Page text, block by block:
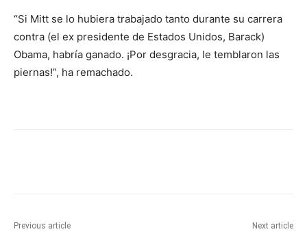
“Si Mitt se lo hubiera trabajado tanto durante su carrera
contra (el ex presidente de Estados Unidos, Barack)
Obama, habría ganado. ¡Por desgracia, le temblaron las
piernas!”, ha remachado.
Previous article Next article